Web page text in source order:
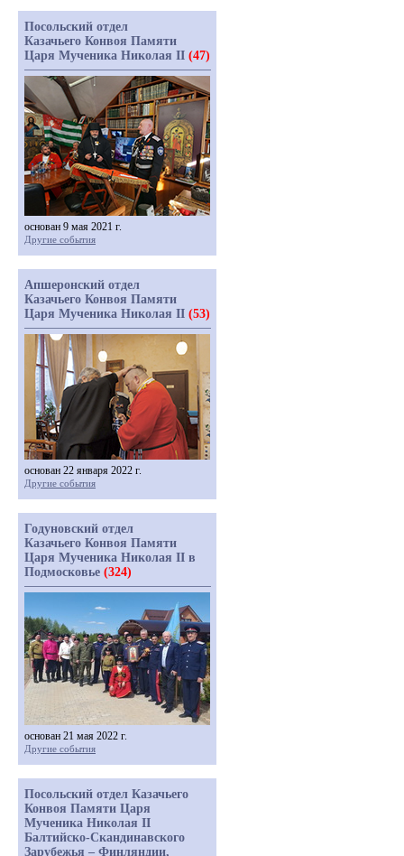
Посольский отдел
Казачьего Конвоя Памяти
Царя Мученика Николая II (47)
основан 9 мая 2021 г.
Другие события
Апшеронский отдел
Казачьего Конвоя Памяти
Царя Мученика Николая II (53)
основан 22 января 2022 г.
Другие события
Годуновский отдел
Казачьего Конвоя Памяти
Царя Мученика Николая II в
Подмосковье (324)
основан 21 мая 2022 г.
Другие события
Посольский отдел Казачьего
Конвоя Памяти Царя
Мученика Николая II
Балтийско-Скандинавского
Зарубежья – Финляндии,